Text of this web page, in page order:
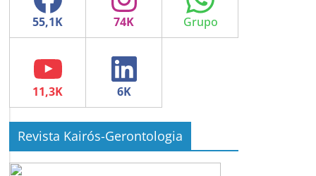
YouTube LinkedIn
Revista Kairós-Gerontologia